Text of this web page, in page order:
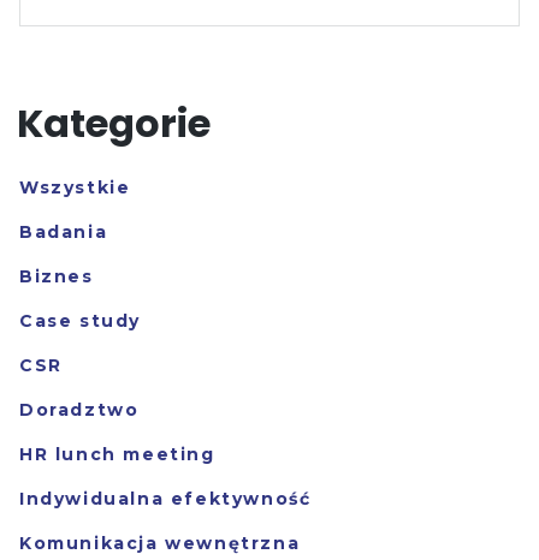
Kategorie
Wszystkie
Badania
Biznes
Case study
CSR
Doradztwo
HR lunch meeting
Indywidualna efektywność
Komunikacja wewnętrzna